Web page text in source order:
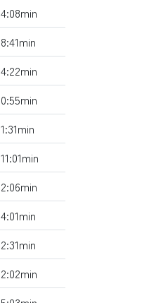
4:08min
8:41min
4:22min
0:55min
1:31min
11:01min
2:06min
4:01min
2:31min
2:02min